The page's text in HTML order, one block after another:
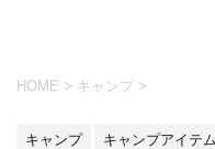
HOME > キャンプ >
キャンプ キャンプアイテム